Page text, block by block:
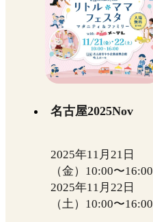
名古屋2025Nov
2025年11月21日
（金）10:00〜16:00
2025年11月22日
（土）10:00〜16:00